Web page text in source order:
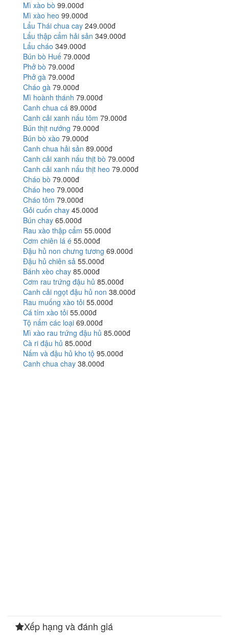
Mì xào bò 99.000đ
Mì xào heo 99.000đ
Lẩu Thái chua cay 249.000đ
Lẩu thập cẩm hải sản 349.000đ
Lẩu cháo 349.000đ
Bún bò Huế 79.000đ
Phở bò 79.000đ
Phở gà 79.000đ
Cháo gà 79.000đ
Mì hoành thánh 79.000đ
Canh chua cá 89.000đ
Canh cải xanh nấu tôm 79.000đ
Bún thịt nướng 79.000đ
Bún bò xào 79.000đ
Canh chua hải sản 89.000đ
Canh cải xanh nấu thịt bò 79.000đ
Canh cải xanh nấu thịt heo 79.000đ
Cháo bò 79.000đ
Cháo heo 79.000đ
Cháo tôm 79.000đ
Gỏi cuốn chay 45.000đ
Bún chay 65.000đ
Rau xào thập cẩm 55.000đ
Cơm chiên lá é 55.000đ
Đậu hủ non chưng tương 69.000đ
Đậu hủ chiên sả 55.000đ
Bánh xèo chay 85.000đ
Cơm rau trứng đậu hủ 85.000đ
Canh cải ngọt đậu hủ non 38.000đ
Rau muống xào tỏi 55.000đ
Cá tím xào tỏi 55.000đ
Tộ nấm các loại 69.000đ
Mì xào rau trứng đậu hủ 85.000đ
Cà ri đậu hủ 85.000đ
Nấm và đậu hủ kho tộ 95.000đ
Canh chua chay 38.000đ
Xếp hạng và đánh giá